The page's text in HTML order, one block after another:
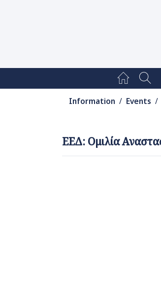
Information / Events /
ΕΕΔ: Ομιλία